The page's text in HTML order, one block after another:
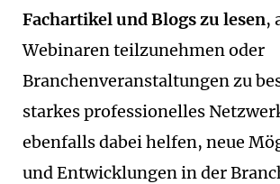
Fachartikel und Blogs zu lesen,
Webinaren teilzunehmen oder
Branchenveranstaltungen zu
starkes professionelles
ebenfalls dabei helfen, neue
und Entwicklungen in der